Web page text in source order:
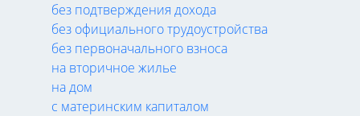
без подтверждения дохода
без официального трудоустройства
без первоначального взноса
на вторичное жилье
на дом
с материнским капиталом